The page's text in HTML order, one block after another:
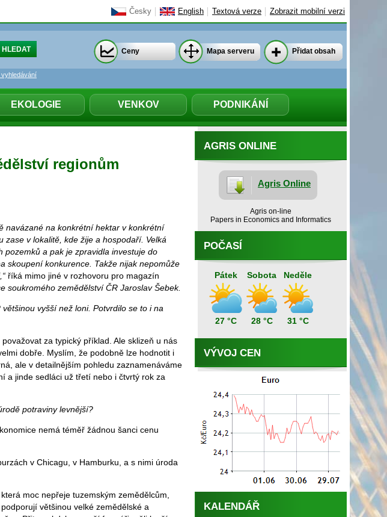
Česky English Textová verze Zobrazit mobilní verzi
EKOLOGIE VENKOV PODNIKÁNÍ
vyhledávání
Ceny Mapa serveru Přidat obsah
regionům
navázané na konkrétní hektar v konkrétní
zase v lokalitě, kde žije a hospodaří. Velká
pozemků a pak je zpravidla investuje do
skoupení konkurence. Takže nijak nepomůže
říká mimo jiné v rozhovoru pro magazín
soukromého zemědělství ČR Jaroslav Šebek.
vyšší než loni. Potvrdilo se to i na
za typický příklad. Ale sklizeň u nás
dobře. Myslím, že podobně lze hodnotit i
ale v detailnějším pohledu zaznamenáváme
a jinde sedláci už třetí nebo i čtvrtý rok za
potraviny levnější?
nemá téměř žádnou šanci cenu
v Chicagu, v Hamburku, a s nimi úroda
moc nepřeje tuzemským zemědělcům,
většinou velké zemědělské a
AGRIS ONLINE
Agris Online
Agris on-line
Papers in Economics and Informatics
POČASÍ
Pátek
27 °C
Sobota
28 °C
Neděle
31 °C
VÝVOJ CEN
KALENDÁŘ